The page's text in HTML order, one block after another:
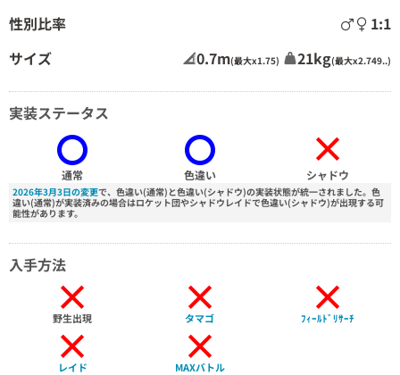
性別比率
1:1
サイズ
0.7m(最大x1.75) 21kg(最大x2.749..)
実装ステータス
通常 色違い
×
シャドウ
2026年3月3日の変更で、色違い(通常)と色違い(シャドウ)の実装状態が統一されました。色
違い(通常)が実装済みの場合はロケット団やシャドウレイドで色違い(シャドウ)が出現する可
能性があります。
入手方法
×
野生出現 ×
タマゴ ×
ﾌｨｰﾙﾄﾞﾘｻｰﾁ
×
レイド ×
MAXバトル